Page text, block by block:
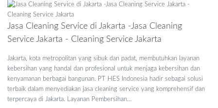
Jasa Cleaning Service di Jakarta -Jasa Cleaning
Service Jakarta - Cleaning Service Jakarta
Jakarta, kota metropolitan yang sibuk dan padat, membutuhkan layanan
kebersihan yang handal dan profesional untuk menjaga kebersihan dan
kenyamanan berbagai bangunan. PT HES Indonesia hadir sebagai solusi
terbaik dalam menyediakan jasa cleaning service yang komprehensif dan
terpercaya di Jakarta. Layanan Pembersihan…